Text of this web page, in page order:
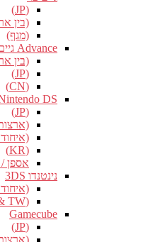
(JP)
(בין
(מגף)
Advance גיים בוי
(בין
(JP)
(CN)
DS
(JP)
(KR)
אספן
נינטנדו 3DS
(ique & TW)
Gamecube
(JP)